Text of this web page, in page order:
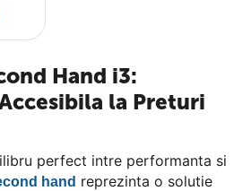
Hand i3:
la Preturi
perfect intre performanta si
hand reprezinta o solutie